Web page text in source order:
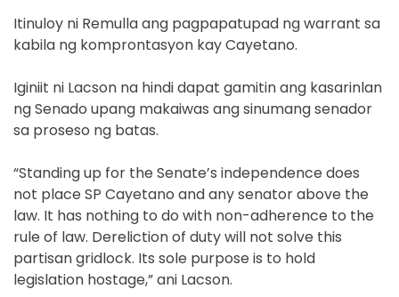
Itinuloy ni Remulla ang pagpapatupad ng warrant sa
kabila ng komprontasyon kay Cayetano.
Iginiit ni Lacson na hindi dapat gamitin ang kasarinlan
ng Senado upang makaiwas ang sinumang senador
sa proseso ng batas.
“Standing up for the Senate’s independence does
not place SP Cayetano and any senator above the
law. It has nothing to do with non-adherence to the
rule of law. Dereliction of duty will not solve this
partisan gridlock. Its sole purpose is to hold
legislation hostage,” ani Lacson.